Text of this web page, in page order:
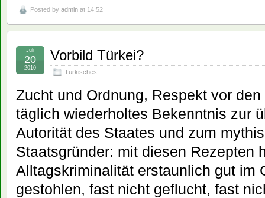
Posted by admin at 14:52
Vorbild Türkei?
Türkisches
Juli
20
2010
Zucht und Ordnung, Respekt vor
täglich wiederholtes Bekenntnis zur
Autorität des Staates und zum
Staatsgründer: mit diesen Rezepten
Alltagskriminalität erstaunlich gut im
gestohlen, fast nicht geflucht, fast